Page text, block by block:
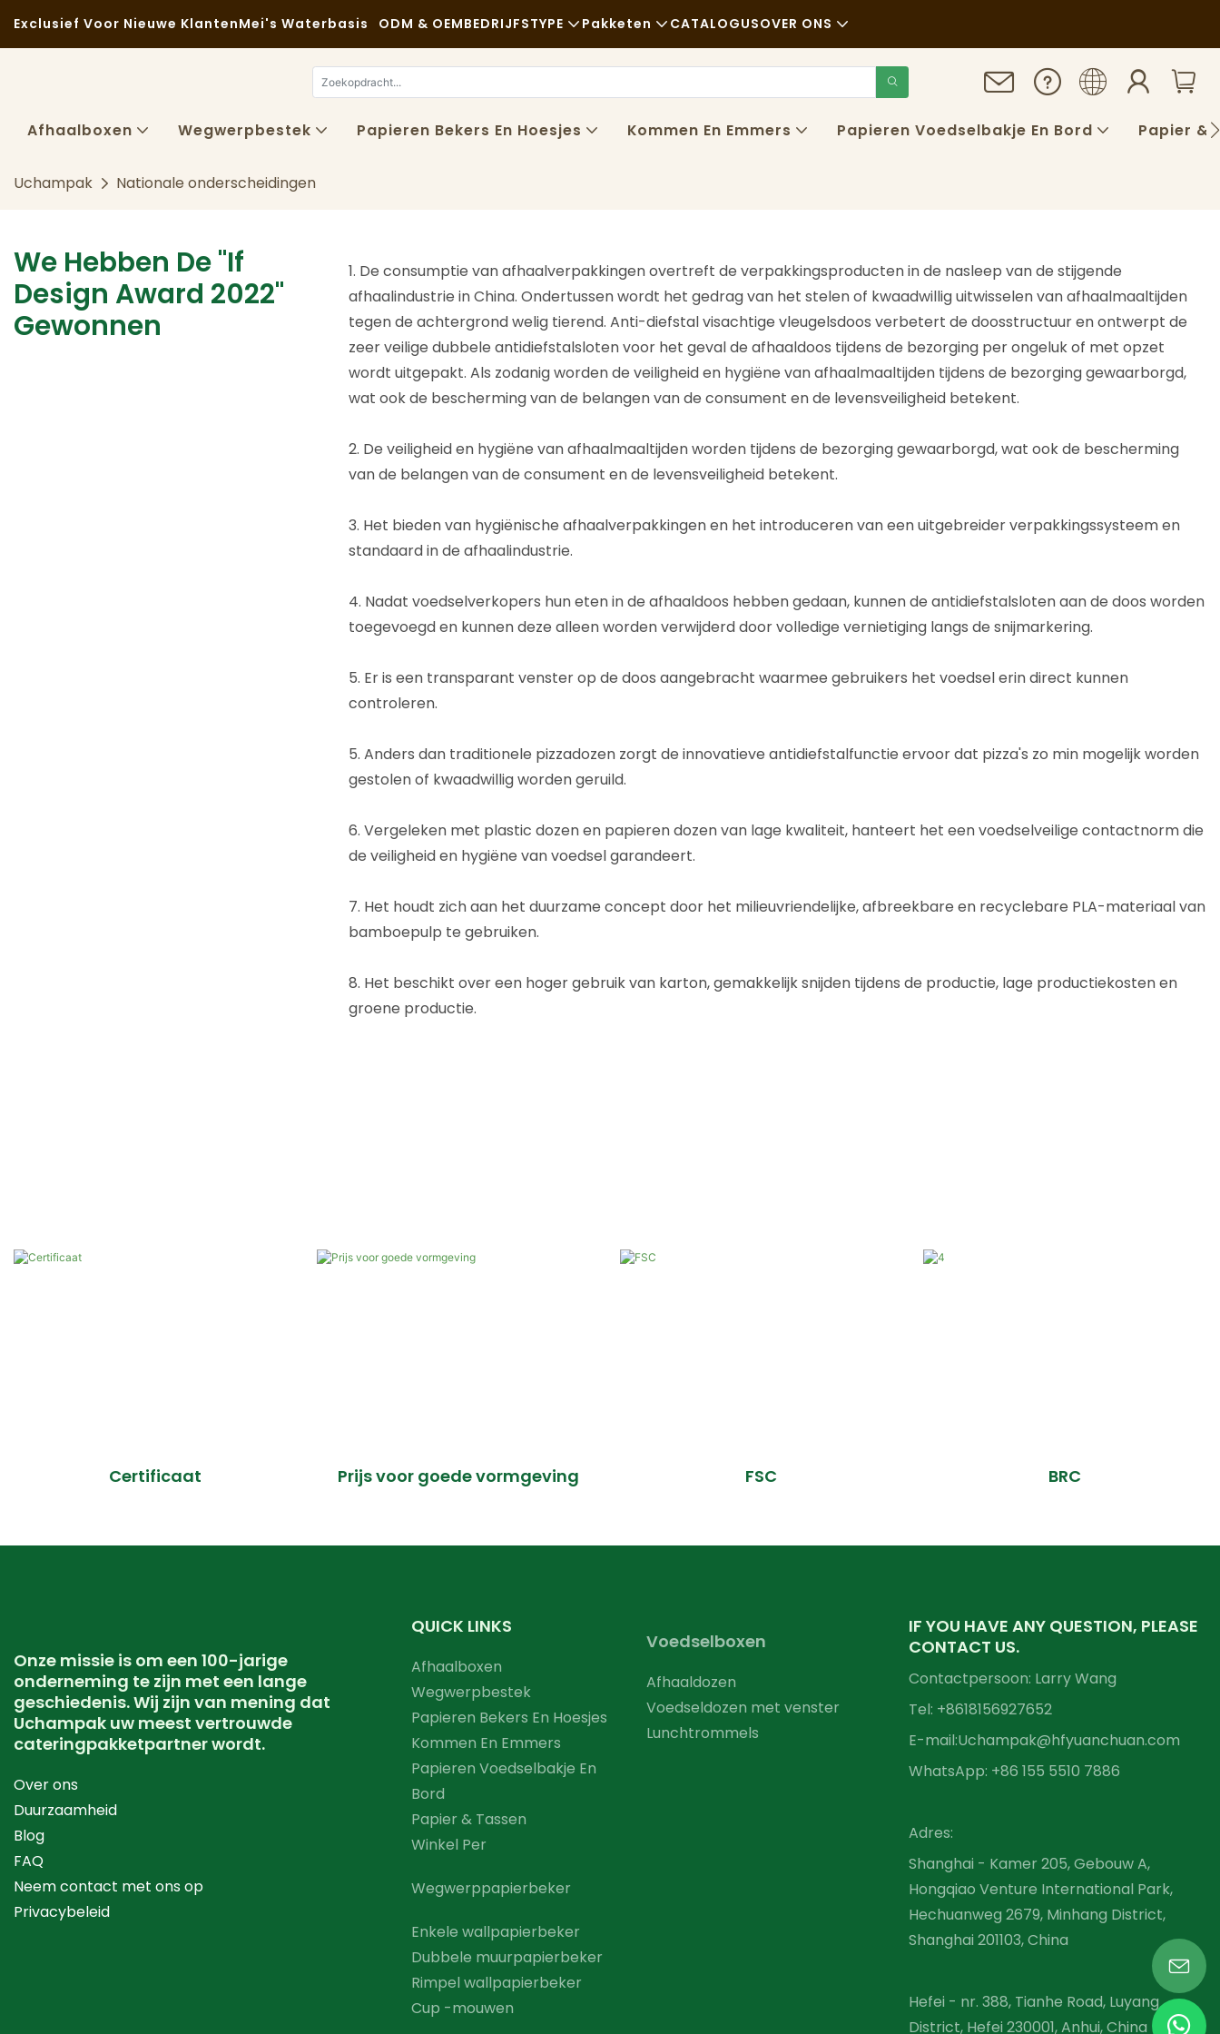
Exclusief Voor Nieuwe KlantenMei's Waterbasis ODM & OEMBEDRIJFSTYPE
Foodtrucks
Bakkerij
Vettige Lepel
Spookrestaurants
Pakketen CATALOGUSOVER ONS
Afhaalboxen Wegwerpbestek Papieren Bekers En Hoesjes Kommen En Emmers Papieren Voedselbakje En Bord Papier &
Uchampak Nationale onderscheidingen
We Hebben De "if
Design Award 2022"
Gewonnen
1. De consumptie van afhaalverpakkingen overtreft de verpakkingsproducten in de nasleep van de stijgende
afhaalindustrie in China. Ondertussen wordt het gedrag van het stelen of kwaadwillig uitwisselen van afhaalmaaltijden
tegen de achtergrond welig tierend. Anti-diefstal visachtige vleugelsdoos verbetert de doosstructuur en ontwerpt de
zeer veilige dubbele antidiefstalsloten voor het geval de afhaaldoos tijdens de bezorging per ongeluk of met opzet
wordt uitgepakt. Als zodanig worden de veiligheid en hygiëne van afhaalmaaltijden tijdens de bezorging gewaarborgd,
wat ook de bescherming van de belangen van de consument en de levensveiligheid betekent.
2. De veiligheid en hygiëne van afhaalmaaltijden worden tijdens de bezorging gewaarborgd, wat ook de bescherming
van de belangen van de consument en de levensveiligheid betekent.
3. Het bieden van hygiënische afhaalverpakkingen en het introduceren van een uitgebreider verpakkingssysteem en
standaard in de afhaalindustrie.
4. Nadat voedselverkopers hun eten in de afhaaldoos hebben gedaan, kunnen de antidiefstalsloten aan de doos worden
toegevoegd en kunnen deze alleen worden verwijderd door volledige vernietiging langs de snijmarkering.
5. Er is een transparant venster op de doos aangebracht waarmee gebruikers het voedsel erin direct kunnen
controleren.
5. Anders dan traditionele pizzadozen zorgt de innovatieve antidiefstalfunctie ervoor dat pizza's zo min mogelijk worden
gestolen of kwaadwillig worden geruild.
6. Vergeleken met plastic dozen en papieren dozen van lage kwaliteit, hanteert het een voedselveilige contactnorm die
de veiligheid en hygiëne van voedsel garandeert.
7. Het houdt zich aan het duurzame concept door het milieuvriendelijke, afbreekbare en recyclebare PLA-materiaal van
bamboepulp te gebruiken.
8. Het beschikt over een hoger gebruik van karton, gemakkelijk snijden tijdens de productie, lage productiekosten en
groene productie.
Certificaat Prijs voor goede vormgeving FSC BRC
Onze missie is om een ​​100-jarige
onderneming te zijn met een lange
geschiedenis. Wij zijn van mening dat
Uchampak uw meest vertrouwde
cateringpakketpartner wordt.
Over ons
Duurzaamheid
Blog
FAQ
Neem contact met ons op
Privacybeleid
QUICK LINKS
Afhaalboxen
Wegwerpbestek
Papieren Bekers En Hoesjes
Kommen En Emmers
Papieren Voedselbakje En
Bord
Papier & Tassen
Winkel Per
Wegwerppapierbeker
Enkele wallpapierbeker
Dubbele muurpapierbeker
Rimpel wallpapierbeker
Cup -mouwen
Voedselboxen
Afhaaldozen
Voedseldozen met venster
Lunchtrommels
IF YOU HAVE ANY QUESTION, PLEASE
CONTACT US.
Contactpersoon: Larry Wang
Tel: +8618156927652
E-mail:Uchampak@hfyuanchuan.com
WhatsApp: +86 155 5510 7886
Adres:
Shanghai - Kamer 205, Gebouw A,
Hongqiao Venture International Park,
Hechuanweg 2679, Minhang District,
Shanghai 201103, China
Hefei - nr. 388, Tianhe Road, Luyang
District, Hefei 230001, Anhui, China